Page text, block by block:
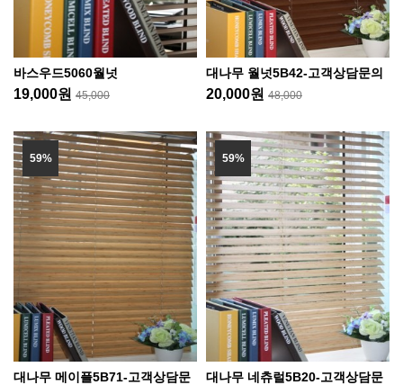
바스우드5060월넛
19,000원 45,000
대나무 월넛5B42-고객상담문의
20,000원 48,000
대나무 메이플5B71-고객상담문
59%
대나무 네츄럴5B20-고객상담문
59%